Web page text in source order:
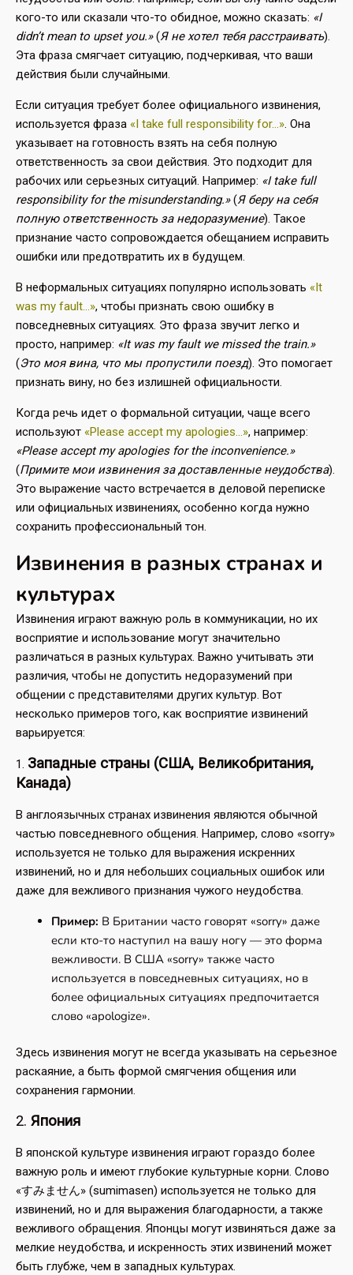
кого-то или сказали что-то обидное, можно сказать: «I
didn’t mean to upset you.»(Я не хотел тебя расстраивать).
Эта фраза смягчает ситуацию, подчеркивая, что ваши
действия были случайными.
Если ситуация требует более официального извинения,
используется фраза «I take full responsibility for…». Она
указывает на готовность взять на себя полную
ответственность за свои действия. Это подходит для
рабочих или серьезных ситуаций. Например: «I take full
responsibility for the misunderstanding.»(Я беру на себя
полную ответственность за недоразумение). Такое
признание часто сопровождается обещанием исправить
ошибки или предотвратить их в будущем.
В неформальных ситуациях популярно использовать «It
was my fault…», чтобы признать свою ошибку в
повседневных ситуациях. Это фраза звучит легко и
просто, например: «It was my fault we missed the train.»
(Это моя вина, что мы пропустили поезд). Это помогает
признать вину, но без излишней официальности.
Когда речь идет о формальной ситуации, чаще всего
используют «Please accept my apologies…», например:
«Please accept my apologies for the inconvenience.»
(Примите мои извинения за доставленные неудобства).
Это выражение часто встречается в деловой переписке
или официальных извинениях, особенно когда нужно
сохранить профессиональный тон.
Извинения в разных странах и
культурах
Извинения играют важную роль в коммуникации, но их
восприятие и использование могут значительно
различаться в разных культурах. Важно учитывать эти
различия, чтобы не допустить недоразумений при
общении с представителями других культур. Вот
несколько примеров того, как восприятие извинений
варьируется:
1. Западные страны (США, Великобритания,
Канада)
В англоязычных странах извинения являются обычной
частью повседневного общения. Например, слово «sorry»
используется не только для выражения искренних
извинений, но и для небольших социальных ошибок или
даже для вежливого признания чужого неудобства.
Пример: В Британии часто говорят «sorry» даже
если кто-то наступил на вашу ногу — это форма
вежливости. В США «sorry» также часто
используется в повседневных ситуациях, но в
более официальных ситуациях предпочитается
слово «apologize».
Здесь извинения могут не всегда указывать на серьезное
раскаяние, а быть формой смягчения общения или
сохранения гармонии.
2. Япония
В японской культуре извинения играют гораздо более
важную роль и имеют глубокие культурные корни. Слово
«すみません» (sumimasen) используется не только для
извинений, но и для выражения благодарности, а также
вежливого обращения. Японцы могут извиняться даже за
мелкие неудобства, и искренность этих извинений может
быть глубже, чем в западных культурах.